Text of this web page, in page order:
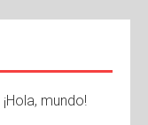
¡Hola, mundo!